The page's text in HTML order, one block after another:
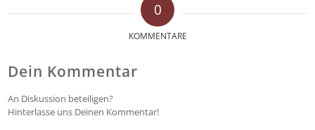
0
KOMMENTARE
Dein Kommentar
An Diskussion beteiligen?
Hinterlasse uns Deinen Kommentar!